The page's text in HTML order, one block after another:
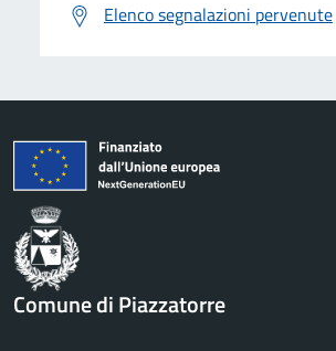
Elenco segnalazioni pervenute
Comune di Piazzatorre